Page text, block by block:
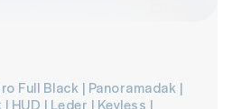
Full Black | Panoramadak |
HUD | Leder | Keyless |